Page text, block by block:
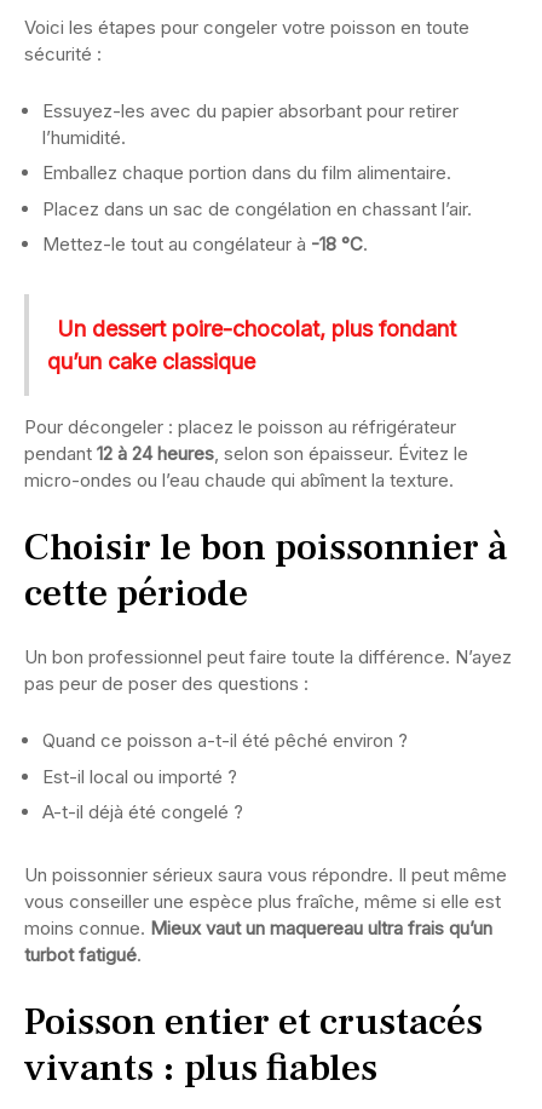
Voici les étapes pour congeler votre poisson en toute
sécurité :
Essuyez-les avec du papier absorbant pour retirer
l’humidité.
Emballez chaque portion dans du film alimentaire.
Placez dans un sac de congélation en chassant l’air.
Mettez-le tout au congélateur à -18 °C.
Un dessert poire-chocolat, plus fondant
qu’un cake classique
Pour décongeler : placez le poisson au réfrigérateur
pendant 12 à 24 heures, selon son épaisseur. Évitez le
micro-ondes ou l’eau chaude qui abîment la texture.
Choisir le bon poissonnier à
cette période
Un bon professionnel peut faire toute la différence. N’ayez
pas peur de poser des questions :
Quand ce poisson a-t-il été pêché environ ?
Est-il local ou importé ?
A-t-il déjà été congelé ?
Un poissonnier sérieux saura vous répondre. Il peut même
vous conseiller une espèce plus fraîche, même si elle est
moins connue. Mieux vaut un maquereau ultra frais qu’un
turbot fatigué.
Poisson entier et crustacés
vivants : plus fiables